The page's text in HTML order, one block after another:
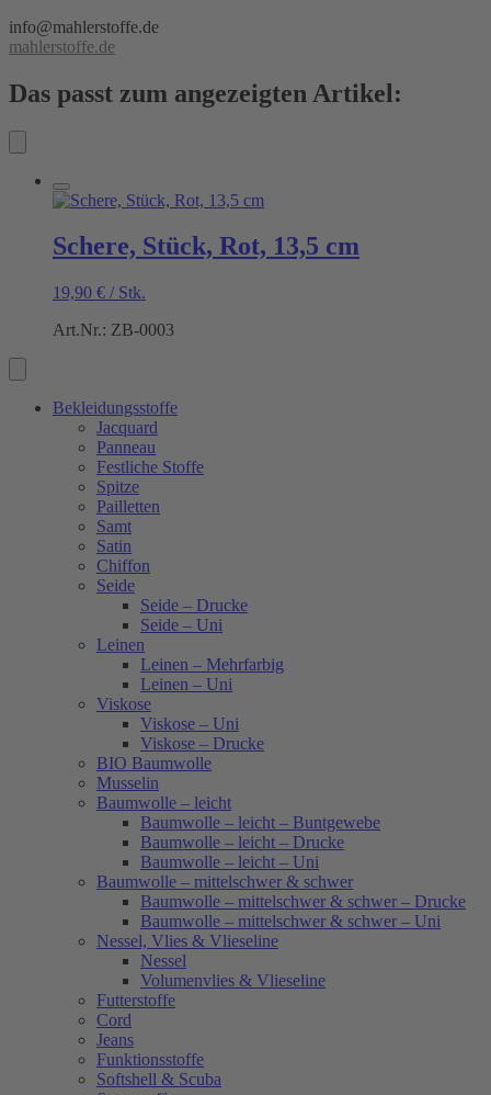
info@mahlerstoffe.de
mahlerstoffe.de
Das passt zum angezeigten Artikel:
Schere, Stück, Rot, 13,5 cm
19,90 € / Stk.
Art.Nr.: ZB-0003
Bekleidungsstoffe
Jacquard
Panneau
Festliche Stoffe
Spitze
Pailletten
Samt
Satin
Chiffon
Seide
Seide – Drucke
Seide – Uni
Leinen
Leinen – Mehrfarbig
Leinen – Uni
Viskose
Viskose – Uni
Viskose – Drucke
BIO Baumwolle
Musselin
Baumwolle – leicht
Baumwolle – leicht – Buntgewebe
Baumwolle – leicht – Drucke
Baumwolle – leicht – Uni
Baumwolle – mittelschwer & schwer
Baumwolle – mittelschwer & schwer – Drucke
Baumwolle – mittelschwer & schwer – Uni
Nessel, Vlies & Vlieseline
Nessel
Volumenvlies & Vlieseline
Futterstoffe
Cord
Jeans
Funktionsstoffe
Softshell & Scuba